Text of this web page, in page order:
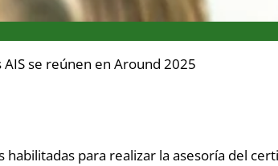
se reúnen en Around 2025
habilitadas para realizar la asesoría del